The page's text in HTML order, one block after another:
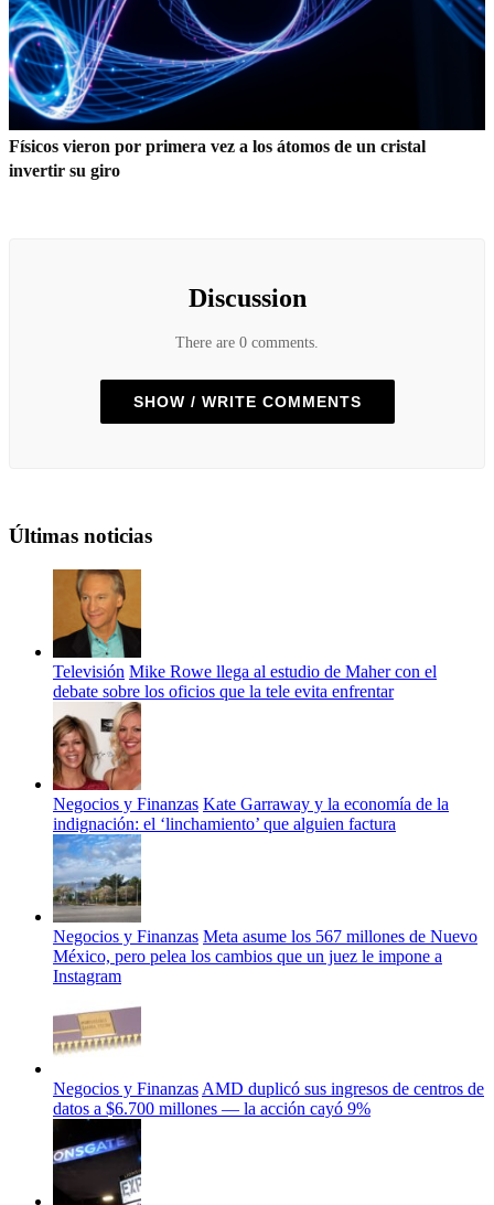
Físicos vieron por primera vez a los átomos de un cristal
invertir su giro
Discussion
There are 0 comments.
SHOW / WRITE COMMENTS
Últimas noticias
Televisión Mike Rowe llega al estudio de Maher con el
debate sobre los oficios que la tele evita enfrentar
Negocios y Finanzas Kate Garraway y la economía de la
indignación: el ‘linchamiento’ que alguien factura
Negocios y Finanzas Meta asume los 567 millones de Nuevo
México, pero pelea los cambios que un juez le impone a
Instagram
Negocios y Finanzas AMD duplicó sus ingresos de centros de
datos a $6.700 millones — la acción cayó 9%